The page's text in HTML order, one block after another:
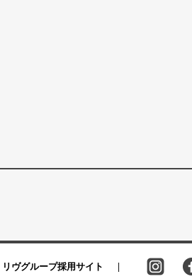
リヴグループ採用サイト